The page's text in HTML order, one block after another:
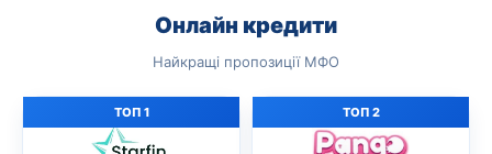
Онлайн кредити
Найкращі пропозиції МФО
ТОП 1 ТОП 2